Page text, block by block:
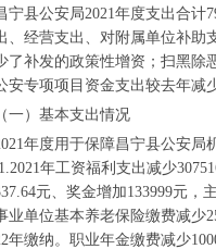
宁县公安局2021年度支出合计
、经营支出、对附属单位补助
了补发的政策性增资；扫黑除
安专项项目资金支出较去年减
（一）基本支出情况
年度用于保障昌宁县公安局
年工资福利支出减少
元、奖金增加133999元
业单位基本养老保险缴费减少
年缴纳。职业年金缴费减少